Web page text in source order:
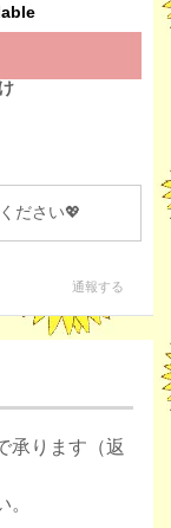
ださい💖
通報する
承ります（返